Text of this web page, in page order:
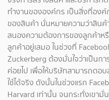
ทำงานขององค์กร เป็นสิ่งที่อง
ของสินค้า นั่นหมายความว่าสิน
สนองความต้องการของลูกค้าห
ลูกค้าอยู่เสมอ ในช่วงที่
Zuckerberg ต้องมั่นใจว่าเป็นกา
ค่อยไป เพื่อให้บริษัทสามารถตอ
ใช้ได้จริง ดังนั้นในช่วงแรก
Harvard เท่านั้น จนกระทั่งเขามั่